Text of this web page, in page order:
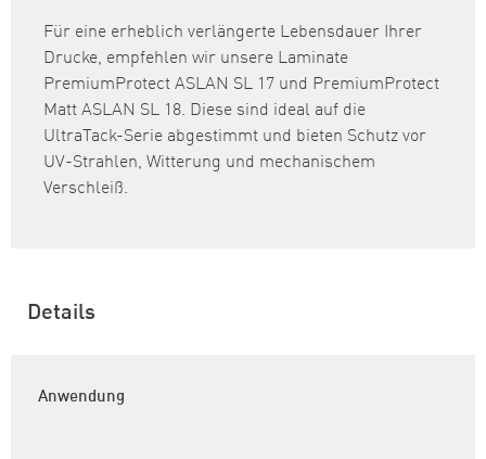
Für eine erheblich verlängerte Lebensdauer Ihrer
Drucke, empfehlen wir unsere Laminate
PremiumProtect ASLAN SL 17 und PremiumProtect
Matt ASLAN SL 18. Diese sind ideal auf die
UltraTack-Serie abgestimmt und bieten Schutz vor
UV-Strahlen, Witterung und mechanischem
Verschleiß.
Details
Anwendung